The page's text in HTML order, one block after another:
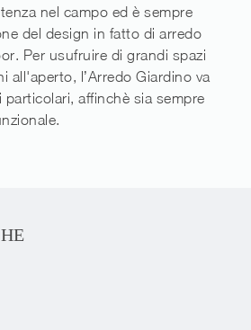
nel campo ed è sempre
del design in fatto di arredo
Per usufruire di grandi spazi
all'aperto, l’Arredo Giardino va
affinchè sia sempre